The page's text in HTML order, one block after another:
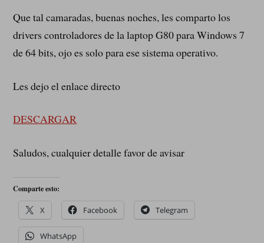
Que tal camaradas, buenas noches, les comparto los
drivers controladores de la laptop G80 para Windows 7
de 64 bits, ojo es solo para ese sistema operativo.
Les dejo el enlace directo
DESCARGAR
Saludos, cualquier detalle favor de avisar
Comparte esto:
X Facebook Telegram
WhatsApp